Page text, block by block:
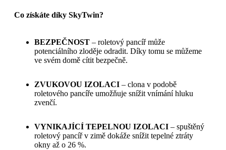
Co získáte díky SkyTwin?
BEZPEČNOST – roletový pancíř může
potenciálního zloděje odradit. Díky tomu se můžeme
ve svém domě cítit bezpečně.
ZVUKOVOU IZOLACI – clona v podobě
roletového pancíře umožňuje snížit vnímání hluku
zvenčí.
VYNIKAJÍCÍ TEPELNOU IZOLACI – spuštěný
roletový pancíř v zimě dokáže snížit tepelné ztráty
okny až o 26 %.